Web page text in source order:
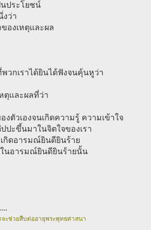
นประโยชน์
งว่า
องเหตุและผล
วกเราได้ยินได้ฟังจนคุ้นหูว่า
ตุและผลที่ว่า
งตัวเองจนเกิดความรู้ ความเข้าใจ
ปะขึ้นมาในจิตใจของเรา
กิดอารมณ์ยินดียินร้าย
นอารมณ์ยินดียินร้ายนั้น
ะช่วยสืบต่ออายุพระพุทธศาสนา